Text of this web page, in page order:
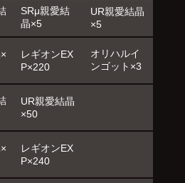
SRμ親愛結
晶×5
UR親愛結晶
×5
レギオンEX
P×220
オリハルイ
ンゴット×3
UR親愛結晶
×50
レギオンEX
P×240